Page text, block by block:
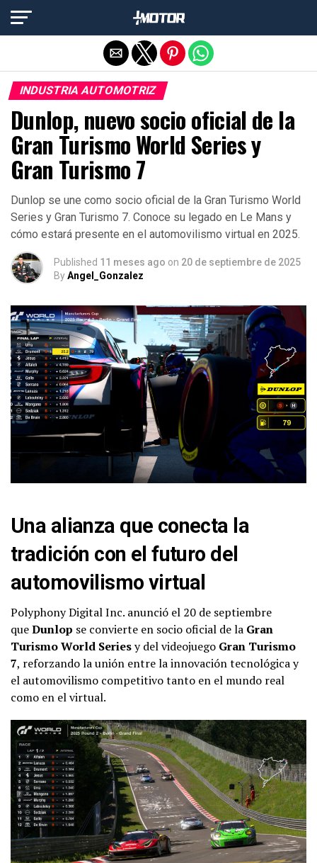
INDUSTRIA AUTOMOTRIZ
Dunlop, nuevo socio oficial de la
Gran Turismo World Series y
Gran Turismo 7
Dunlop se une como socio oficial de la Gran Turismo World
Series y Gran Turismo 7. Conoce su legado en Le Mans y
cómo estará presente en el automovilismo virtual en 2025.
Published 11 meses ago on 20 de septiembre de 2025
ByAngel_Gonzalez
Una alianza que conecta la
tradición con el futuro del
automovilismo virtual
Polyphony Digital Inc. anunció el 20 de septiembre
queDunlop se convierte en socio oficial de la Gran
Turismo World Seriesy del videojuego Gran Turismo
7, reforzando la unión entre la innovación tecnológica y
el automovilismo competitivo tanto en el mundo real
como en el virtual.
Salir de la versión móvil